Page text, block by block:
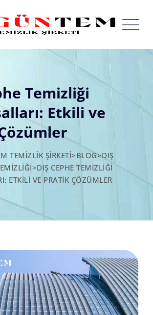
Temizliği
Etkili ve
TEMIZLIK ŞIRKETI>BLOG>DIŞ
>DIŞ CEPHE TEMIZLIĞI
ETKILI VE PRATIK ÇÖZÜMLER